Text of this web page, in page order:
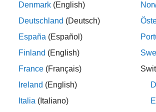
高性能なコードのモデル
ルックアップ テーブルの最適化
効率を向上させるためにモデル内のルック
基本的な演算に対するデータ型の選択
基本的な固定小数点演算に対する効率的な
固定小数点コードの生成のサポート
Denmark (English)
Deutschland (Deutsch)
España (Español)
Finland (English)
France (Français)
Ireland (English)
Italia (Italiano)